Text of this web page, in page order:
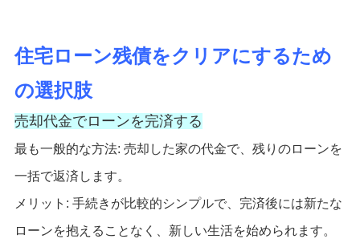
住宅ローン残債をクリアにするため
の選択肢
売却代金でローンを完済する
最も一般的な方法: 売却した家の代金で、残りのローンを
一括で返済します。
メリット: 手続きが比較的シンプルで、完済後には新たな
ローンを抱えることなく、新しい生活を始められます。